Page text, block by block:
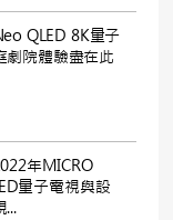
QLED 8K量子
劇院體驗盡在此
年MICRO
量子電視與設
...